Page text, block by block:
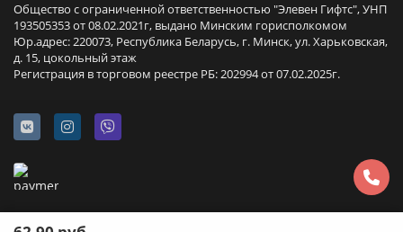
Общество с ограниченной ответственностью "Элевен Гифтс", УНП
193505353 от 08.02.2021г, выдано Минским горисполкомом
Юр.адрес: 220073, Республика Беларусь, г. Минск, ул. Харьковская,
д. 15, цокольный этаж
Регистрация в торговом реестре РБ: 202994 от 07.02.2025г.